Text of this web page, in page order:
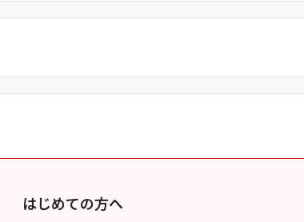
はじめての方へ